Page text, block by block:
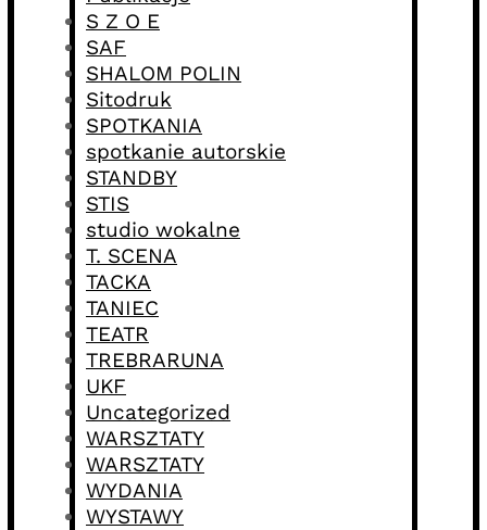
S Z O E
SAF
SHALOM POLIN
Sitodruk
SPOTKANIA
spotkanie autorskie
STANDBY
STIS
studio wokalne
T. SCENA
TACKA
TANIEC
TEATR
TREBRARUNA
UKF
Uncategorized
WARSZTATY
WARSZTATY
WYDANIA
WYSTAWY